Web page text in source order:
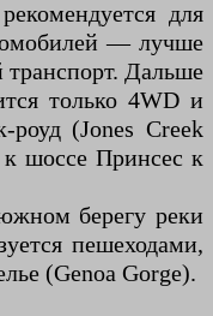
для
— лучше
транспорт. Дальше
только 4WD и
роуд (Jones Creek
к шоссе Принсес к
берегу реки
пешеходами,
(Genoa Gorge).